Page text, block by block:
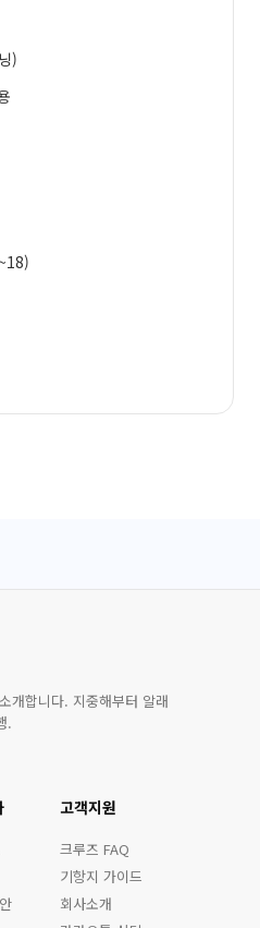
)
개합니다. 지중해부터 알래
.
고객지원
크루즈 FAQ
기항지 가이드
회사소개